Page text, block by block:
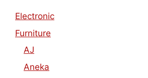
Electronic
Furniture
AJ
Aneka